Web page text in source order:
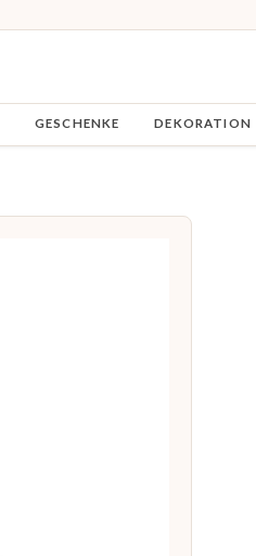
GESCHENKE DEKORATION